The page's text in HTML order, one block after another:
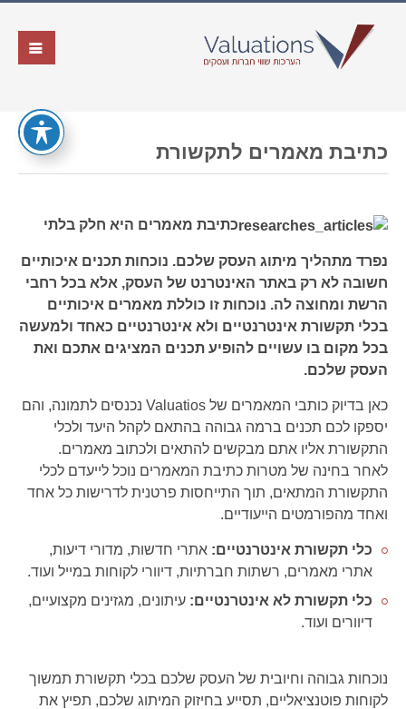
כתיבת מאמרים לתקשורת
כתיבת מאמרים היא חלק בלתי
נפרד מתהליך מיתוג העסק שלכם. נוכחות תכנים איכותיים
חשובה לא רק באתר האינטרנט של העסק, אלא בכל רחבי
הרשת ומחוצה לה. נוכחות זו כוללת מאמרים איכותיים
בכלי תקשורת אינטרנטיים ולא אינטרנטיים כאחד ולמעשה
בכל מקום בו עשויים להופיע תכנים המציגים אתכם ואת
העסק שלכם.
כאן בדיוק כותבי המאמרים של Valuatios נכנסים לתמונה, והם
יספקו לכם תכנים ברמה גבוהה בהתאם לקהל היעד ולכלי
התקשורת אליו אתם מבקשים להתאים ולכתוב מאמרים.
לאחר בחינה של מטרות כתיבת המאמרים נוכל לייעדם לכלי
התקשורת המתאים, תוך התייחסות פרטנית לדרישות כל אחד
ואחד מהפורמטים הייעודיים.
כלי תקשורת אינטרנטיים: אתרי חדשות, מדורי דיעות,
אתרי מאמרים, רשתות חברתיות, דיוורי לקוחות במייל ועוד.
כלי תקשורת לא אינטרנטיים: עיתונים, מגזינים מקצועיים,
דיוורים ועוד.
נוכחות גבוהה וחיובית של העסק שלכם בכלי תקשורת תמשוך
לקוחות פוטנציאליים, תסייע בחיזוק המיתוג שלכם, תפיץ את